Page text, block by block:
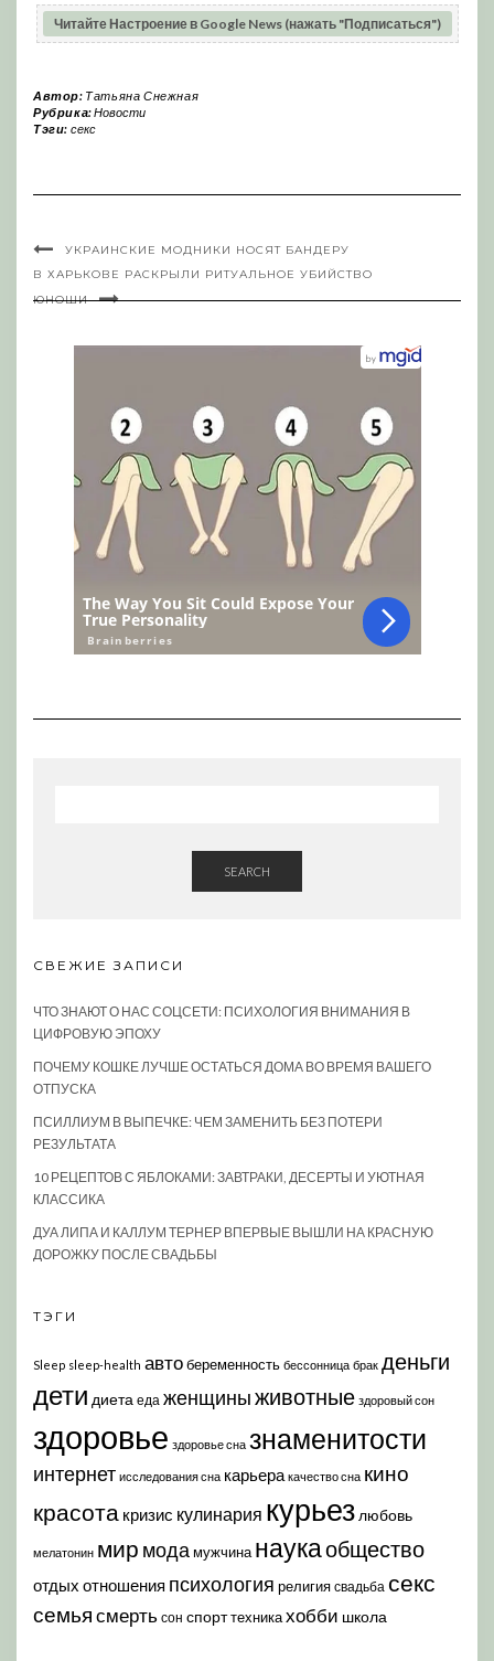
Читайте Настроение в Google News (нажать "Подписаться")
Автор: Татьяна Снежная
Рубрика:Новости
Тэги: секс
УКРАИНСКИЕ МОДНИКИ НОСЯТ БАНДЕРУ
В ХАРЬКОВЕ РАСКРЫЛИ РИТУАЛЬНОЕ УБИЙСТВО
ЮНОШИ
SEARCH
СВЕЖИЕ ЗАПИСИ
ЧТО ЗНАЮТ О НАС СОЦСЕТИ: ПСИХОЛОГИЯ ВНИМАНИЯ В
ЦИФРОВУЮ ЭПОХУ
ПОЧЕМУ КОШКЕ ЛУЧШЕ ОСТАТЬСЯ ДОМА ВО ВРЕМЯ ВАШЕГО
ОТПУСКА
ПСИЛЛИУМ В ВЫПЕЧКЕ: ЧЕМ ЗАМЕНИТЬ БЕЗ ПОТЕРИ
РЕЗУЛЬТАТА
10 РЕЦЕПТОВ С ЯБЛОКАМИ: ЗАВТРАКИ, ДЕСЕРТЫ И УЮТНАЯ
КЛАССИКА
ДУА ЛИПА И КАЛЛУМ ТЕРНЕР ВПЕРВЫЕ ВЫШЛИ НА КРАСНУЮ
ДОРОЖКУ ПОСЛЕ СВАДЬБЫ
ТЭГИ
Sleep sleep-health автобеременность бессонница брак деньги
дети диета еда женщиныживотные здоровый сон
здоровье здоровье сна знаменитости
интернет исследования сна карьера качество сна кино
красота кризис кулинария курьез любовь
мелатонин мир модамужчина наукаобщество
отдых отношения психология религия свадьба секс
семья смерть сон спорттехникахобби школа